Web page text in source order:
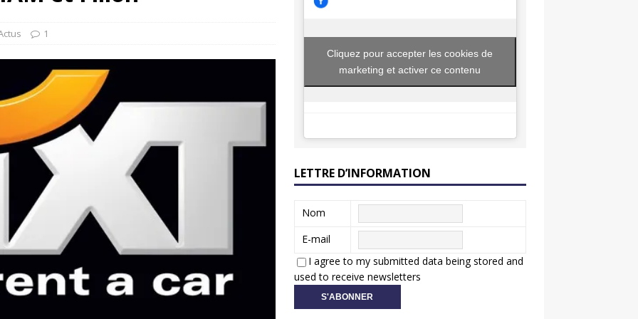
Honda dévoile un spot publicitaire… confiné!
1
Cliquez pour accepter les cookies de
marketing et activer ce contenu
LETTRE D’INFORMATION
Nom
E-mail
I agree to my submitted data being stored and
used to receive newsletters